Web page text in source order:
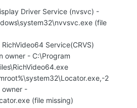
Driver Service (nvsvc) -
(file
Service(CRVS)
owner - C:\Program
2
owner -
(file missing)